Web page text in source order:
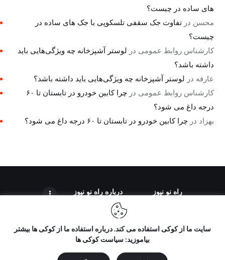
های ساده در چیست؟
محسن درتفاوت جک سقفی تلسکوپی با جک های ساده در
چیست؟
کارشناس روابط عمومی در لوستر آشپزخانه چه ویژگی‌هایی باید
داشته باشد؟
عارفه در لوستر آشپزخانه چه ویژگی‌هایی باید داشته باشد؟
کارشناس روابط عمومی در
چرا کابین خودرو در تابستان تا ۶۰
درجه داغ می شود؟
بهزاد درچرا کابین خودرو در تابستان تا ۶۰ درجه داغ می شود؟
راه نو نیوز درباره راه‌ نو نیوز
تمامی حقوق مطالب برای "راه نو نیوز" محفوظ است و هرگونه کپی
سایت ما از کوکی استفاده می کند. درباره استفاده ما از کوکی ها بیشتر
بیاموزید: سیاست کوکی ها